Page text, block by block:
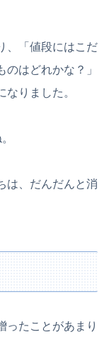
、「値段にはこだ
はどれかな？」
りました。
は、だんだんと消
ったことがあまり